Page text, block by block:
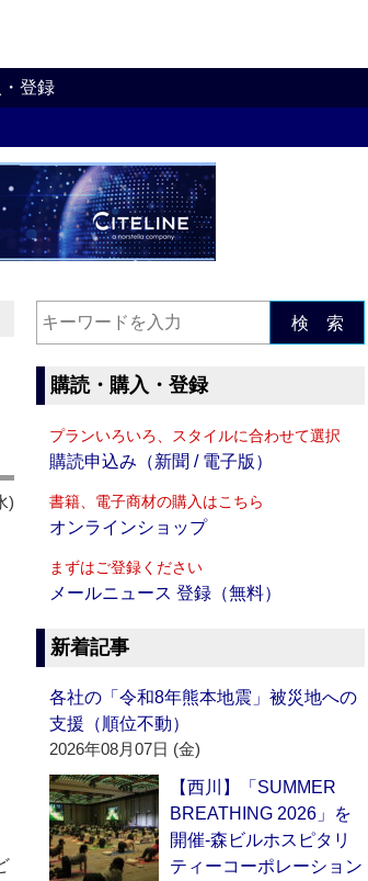
登録
)
検 索
購読・購入・登録
プランいろいろ、スタイルに合わせて選択
購読申込み（新聞 / 電子版）
書籍、電子商材の購入はこちら
オンラインショップ
まずはご登録ください
メールニュース 登録（無料）
新着記事
各社の「令和8年熊本地震」被災地への
支援（順位不動）
2026年08月07日 (金)
【西川】「SUMMER
BREATHING 2026」を
開催‐森ビルホスピタリ
ティーコーポレーション